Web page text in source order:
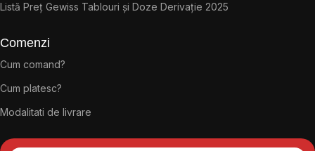
Listă Preț Gewiss Tablouri și Doze Derivație 2025
Comenzi
Cum comand?
Cum platesc?
Modalitati de livrare